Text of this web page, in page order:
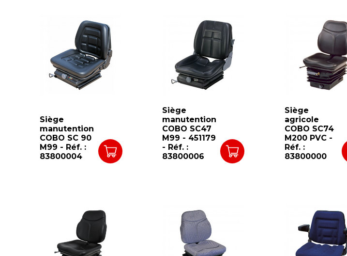
Siège
manutention
COBO SC 90
M99 - Réf. :
83800004
Siège
manutention
COBO SC47
M99 - 451179
- Réf. :
83800006
Siège
agricole
COBO SC74
M200 PVC -
Réf. :
83800000